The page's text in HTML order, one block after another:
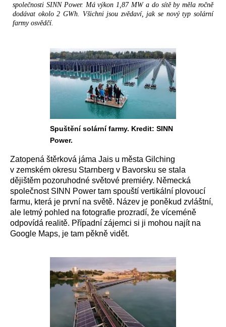
společnosti SINN Power. Má výkon 1,87 MW a do sítě by měla ročně
dodávat okolo 2 GWh. Všichni jsou zvědaví, jak se nový typ solární
farmy osvědčí.
Spuštění solární farmy. Kredit: SINN
Power.
Zatopená štěrková jáma Jais u města Gilching
v zemském okresu Starnberg v Bavorsku se stala
dějištěm pozoruhodné světové premiéry. Německá
společnost SINN Power tam spouští vertikální plovoucí
farmu, která je první na světě. Název je poněkud zvláštní,
ale letmý pohled na fotografie prozradí, že víceméně
odpovídá realitě. Případní zájemci si ji mohou najít na
Google Maps, je tam pěkně vidět.